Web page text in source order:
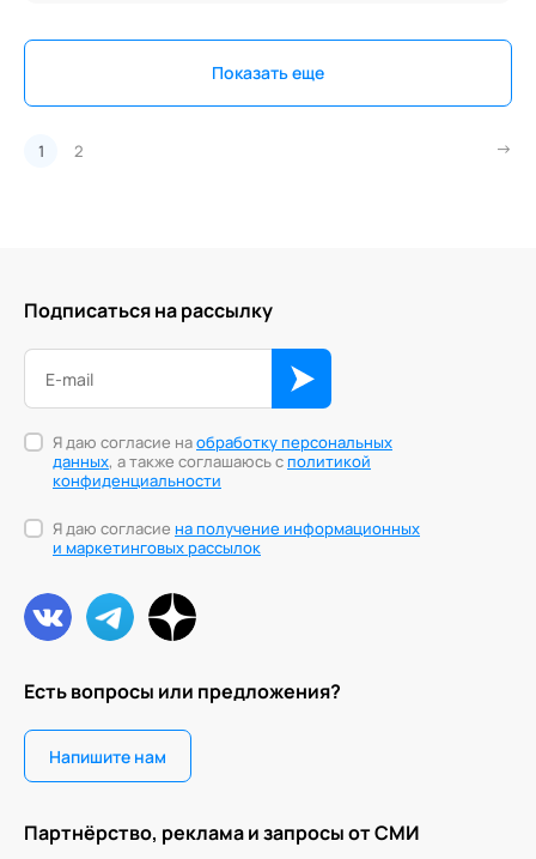
Показать еще
1 2
Есть вопросы или предложения?
Напишите нам
Партнёрство, реклама и запросы от СМИ
Подписаться на рассылку
Я даю согласие наобработку персональных
данных, а также соглашаюсь сполитикой
конфиденциальности
Я даю согласие на получение информационных
и маркетинговых рассылок